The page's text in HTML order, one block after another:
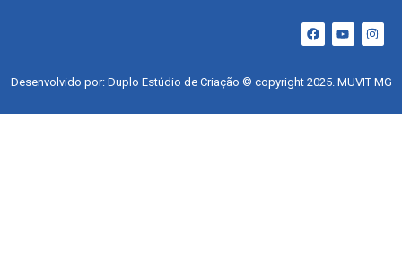
Desenvolvido por: Duplo Estúdio de Criação © copyright 2025. MUVIT MG